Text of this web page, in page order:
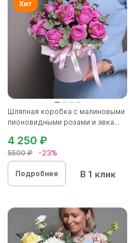
Шляпная коробка с малиновыми
пионовидными розами и эвка...
5500 ₽ -23%
4 250 ₽
Подробнее В 1 клик